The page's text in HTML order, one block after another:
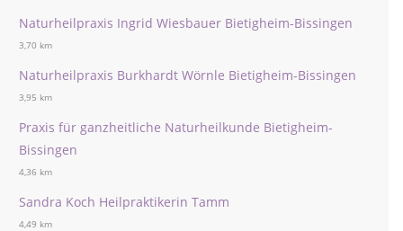
Naturheilpraxis Ingrid Wiesbauer Bietigheim-Bissingen
3,70 km
Naturheilpraxis Burkhardt Wörnle Bietigheim-Bissingen
3,95 km
Praxis für ganzheitliche Naturheilkunde Bietigheim-
Bissingen
4,36 km
Sandra Koch Heilpraktikerin Tamm
4,49 km